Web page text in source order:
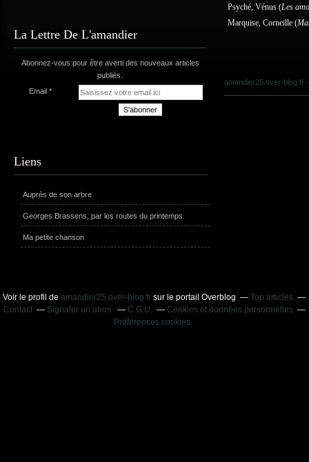
La Lettre De L'amandier
Abonnez-vous pour être averti des nouveaux articles
publiés.
Email
Liens
Auprès de son arbre
Georges Brassens, par les routes du printemps
Ma petite chanson
Psyché, Vénus (Les
Marquise, Corneille (
amandier25.over-blog.fr -
Voir le profil deamandier25.over-blog.fr sur le portail Overblog
Top articles
Contact
Signaler un abus C.G.U.
Cookies et données personnelles
Préférences cookies